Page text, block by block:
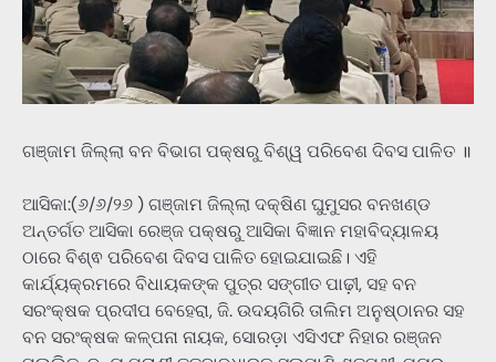
ଗଞ୍ଜାମ ଜିଲ୍ଲା ବନ ବିଭାଗ ପକ୍ଷରୁ ବିଶ୍ୱ ପରିବେଶ ଦିବସ ପାଳିତ ॥
ଆସିକା:(୬/୬/୨୬ ) ଗଞ୍ଜାମ ଜିଲ୍ଲା ଦକ୍ଷିଣ ଘୁମୁସର ବନଖଣ୍ଡ
ଅନ୍ତର୍ଗତ ଆସିକା ରେଞ୍ଜ ପକ୍ଷରୁ ଆସିକା ବିଜ୍ଞାନ ମହାବିଦ୍ୟାଳୟ
ଠାରେ ବିଶ୍ଵ ପରିବେଶ ଦିବସ ପାଳିତ ହୋଇଯାଇଛି। ଏହି
କାର୍ଯ୍ୟକ୍ରମରେ ବିଧାୟକଙ୍କ ପୁତ୍ର ସଙ୍ଗୀତ ପାଢ଼ୀ, ସହ ବନ
ସରଂକ୍ଷକ ପ୍ରଦୀପ ବେହେରା, ଜି. ଉଦୟଗିରି ତାଲିମ ଅନୁଷ୍ଠାନର ସହ
ବନ ସରଂକ୍ଷକ କଳ୍ପନା ନାୟକ, ସୋରଡ଼ା ଏସିଏଫ ନିହାର ରଞ୍ଜନ